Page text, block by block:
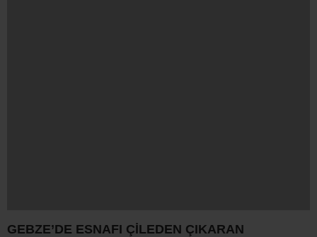
GEBZE’DE ESNAFI ÇİLEDEN ÇIKARAN